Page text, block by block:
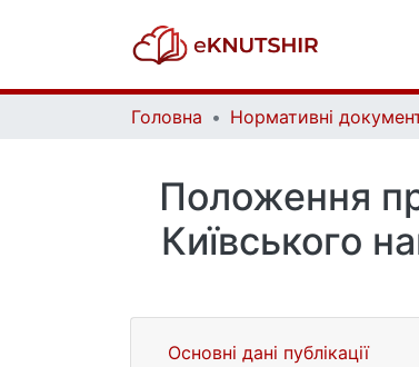
Головна
Положення
Київського
Основні дані публікації